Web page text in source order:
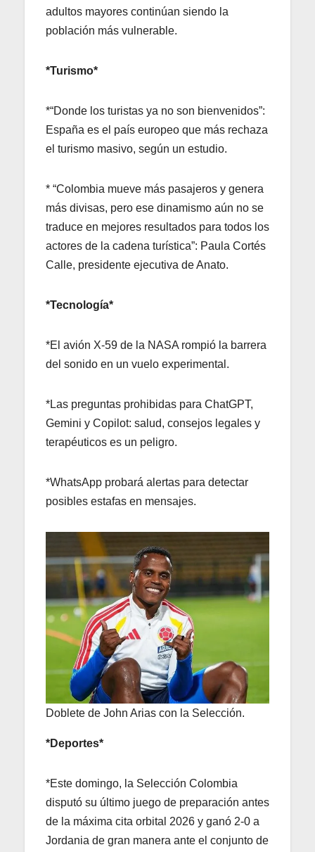
adultos mayores continúan siendo la
población más vulnerable.
*Turismo*
*“Donde los turistas ya no son bienvenidos”:
España es el país europeo que más rechaza
el turismo masivo, según un estudio.
* “Colombia mueve más pasajeros y genera
más divisas, pero ese dinamismo aún no se
traduce en mejores resultados para todos los
actores de la cadena turística”: Paula Cortés
Calle, presidente ejecutiva de Anato.
*Tecnología*
*El avión X-59 de la NASA rompió la barrera
del sonido en un vuelo experimental.
*Las preguntas prohibidas para ChatGPT,
Gemini y Copilot: salud, consejos legales y
terapéuticos es un peligro.
*WhatsApp probará alertas para detectar
posibles estafas en mensajes.
Doblete de John Arias con la Selección.
*Deportes*
*Este domingo, la Selección Colombia
disputó su último juego de preparación antes
de la máxima cita orbital 2026 y ganó 2-0 a
Jordania de gran manera ante el conjunto de